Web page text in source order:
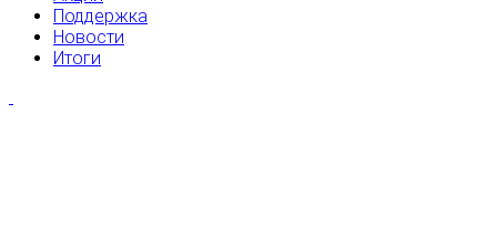
Поддержка
Новости
Итоги